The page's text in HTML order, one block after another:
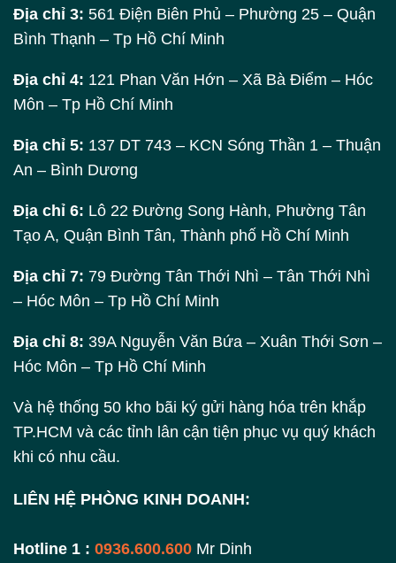
Địa chỉ 3: 561 Điện Biên Phủ – Phường 25 – Quận
Bình Thạnh – Tp Hồ Chí Minh
Địa chỉ 4: 121 Phan Văn Hớn – Xã Bà Điểm – Hóc
Môn – Tp Hồ Chí Minh
Địa chỉ 5: 137 DT 743 – KCN Sóng Thần 1 – Thuận
An – Bình Dương
Địa chỉ 6: Lô 22 Đường Song Hành, Phường Tân
Tạo A, Quận Bình Tân, Thành phố Hồ Chí Minh
Địa chỉ 7: 79 Đường Tân Thới Nhì – Tân Thới Nhì
– Hóc Môn – Tp Hồ Chí Minh
Địa chỉ 8: 39A Nguyễn Văn Bứa – Xuân Thới Sơn –
Hóc Môn – Tp Hồ Chí Minh
Và hệ thống 50 kho bãi ký gửi hàng hóa trên khắp
TP.HCM và các tỉnh lân cận tiện phục vụ quý khách
khi có nhu cầu.
LIÊN HỆ PHÒNG KINH DOANH:
Hotline 1 : 0936.600.600 Mr Dinh